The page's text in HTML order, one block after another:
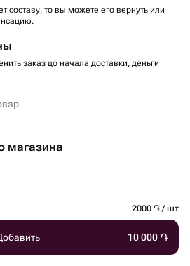
составу, то вы можете его вернуть или
заказ до начала доставки, деньги
магазина
2000 ֏ / шт
10 000 ֏